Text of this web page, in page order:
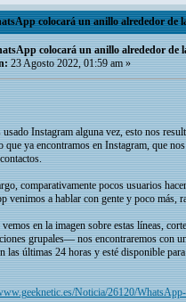
colocará un anillo alrededor de
colocará un anillo alrededor de
23 Agosto 2022, 01:59 am »
usado Instagram alguna vez, esto nos
que ya encontramos en Instagram, que
comparativamente pocos usuarios
venimos a hablar con gente y poco más,
en la imagen sobre estas líneas,
grupales— nos encontraremos con
las últimas 24 horas y esté disponible
Noticia/26120/